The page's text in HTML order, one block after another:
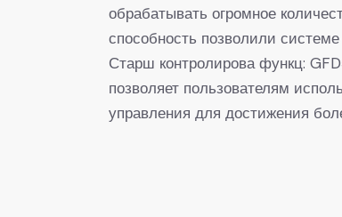
обрабатывать огромное
способность позволили
Старш контролирова функц:
позволяет пользователям
управления для достижения